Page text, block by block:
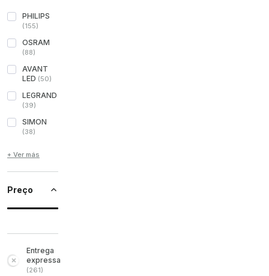
PHILIPS
(155)
OSRAM
(88)
AVANT
LED (50)
LEGRAND
(39)
SIMON
(38)
+ Ver más
Preço
Entrega
expressa
(261)